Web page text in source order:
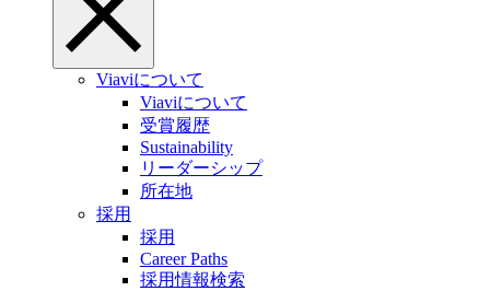
Viaviについて
Viaviについて
受賞履歴
Sustainability
リーダーシップ
所在地
採用
採用
Career Paths
採用情報検索